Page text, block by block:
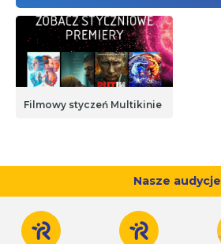
Filmowy styczeń Multikinie
Nasze audycje